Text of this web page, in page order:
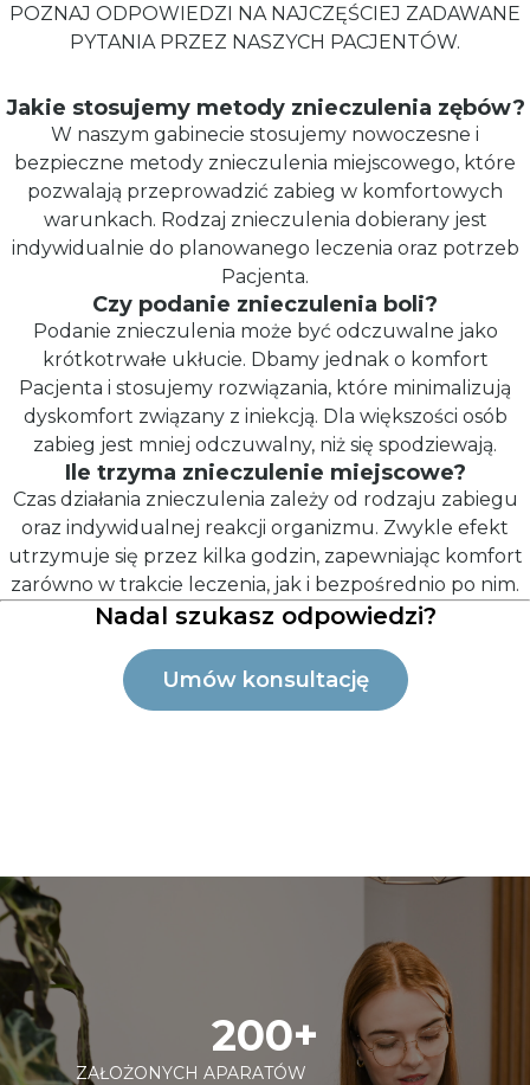
POZNAJ ODPOWIEDZI NA NAJCZĘŚCIEJ ZADAWANE
PYTANIA PRZEZ NASZYCH PACJENTÓW.
Jakie stosujemy metody znieczulenia zębów?
W naszym gabinecie stosujemy nowoczesne i
bezpieczne metody znieczulenia miejscowego, które
pozwalają przeprowadzić zabieg w komfortowych
warunkach. Rodzaj znieczulenia dobierany jest
indywidualnie do planowanego leczenia oraz potrzeb
Pacjenta.
Czy podanie znieczulenia boli?
Podanie znieczulenia może być odczuwalne jako
krótkotrwałe ukłucie. Dbamy jednak o komfort
Pacjenta i stosujemy rozwiązania, które minimalizują
dyskomfort związany z iniekcją. Dla większości osób
zabieg jest mniej odczuwalny, niż się spodziewają.
Ile trzyma znieczulenie miejscowe?
Czas działania znieczulenia zależy od rodzaju zabiegu
oraz indywidualnej reakcji organizmu. Zwykle efekt
utrzymuje się przez kilka godzin, zapewniając komfort
zarówno w trakcie leczenia, jak i bezpośrednio po nim.
Nadal szukasz odpowiedzi?
Umów konsultację
200+
ZAŁOŻONYCH APARATÓW